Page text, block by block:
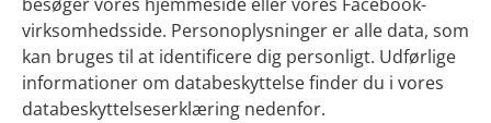
virksomhedsside. Personoplysninger er alle data, som
kan bruges til at identificere dig personligt. Udførlige
informationer om databeskyttelse finder du i vores
databeskyttelseserklæring nedenfor.